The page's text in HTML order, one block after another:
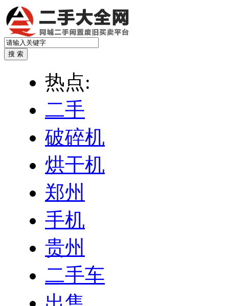
热点:
二手
破碎机
烘干机
郑州
手机
贵州
二手车